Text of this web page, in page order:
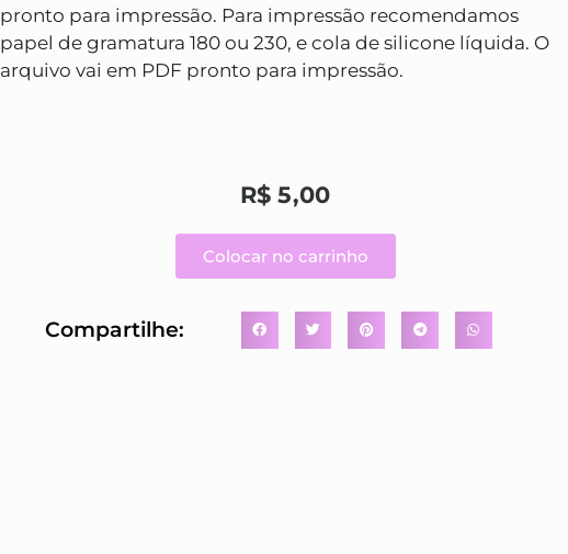
pronto para impressão. Para impressão recomendamos
papel de gramatura 180 ou 230, e cola de silicone líquida. O
arquivo vai em PDF pronto para impressão.
R$ 5,00
Colocar no carrinho
Compartilhe: